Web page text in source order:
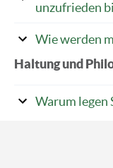
unzufrieden
Wie werden
Haltung und
Warum legen